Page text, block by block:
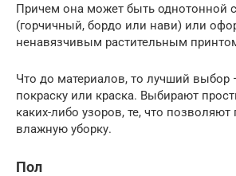
Причем она может быть однотонной
(горчичный, бордо или нави) или
ненавязчивым растительным
Что до материалов, то лучший выбор
покраску или краска. Выбирают
каких-либо узоров, те, что позволяют
влажную уборку.
Пол